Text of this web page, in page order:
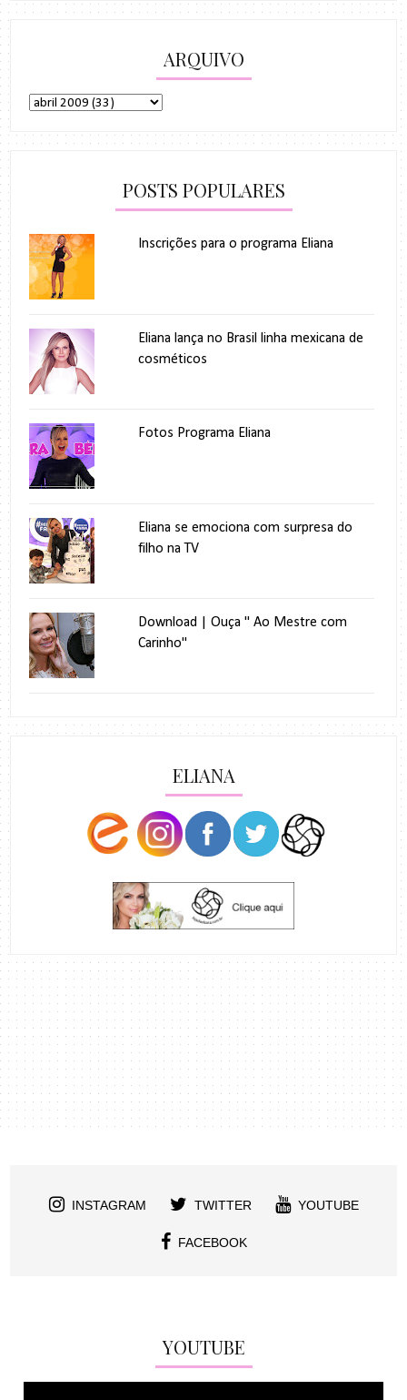
ARQUIVO
POSTS POPULARES
Inscrições para o programa Eliana
Eliana lança no Brasil linha mexicana de
cosméticos
Fotos Programa Eliana
Eliana se emociona com surpresa do
filho na TV
Download | Ouça " Ao Mestre com
Carinho"
ELIANA
INSTAGRAM TWITTER YOUTUBE
FACEBOOK
YOUTUBE